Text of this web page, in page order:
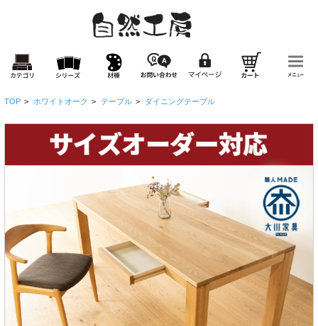
TOP > ホワイトオーク > テーブル > ダイニングテーブル